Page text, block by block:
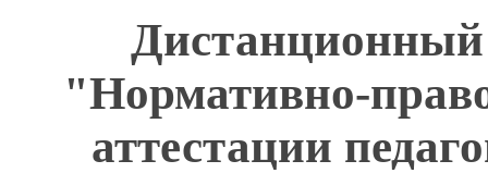
"Нормативно-
аттестации